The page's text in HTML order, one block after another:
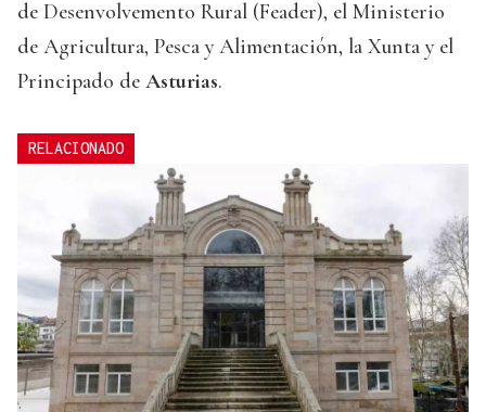
de Desenvolvemento Rural (Feader), el Ministerio
de Agricultura, Pesca y Alimentación, la Xunta y el
Principado de Asturias.
RELACIONADO